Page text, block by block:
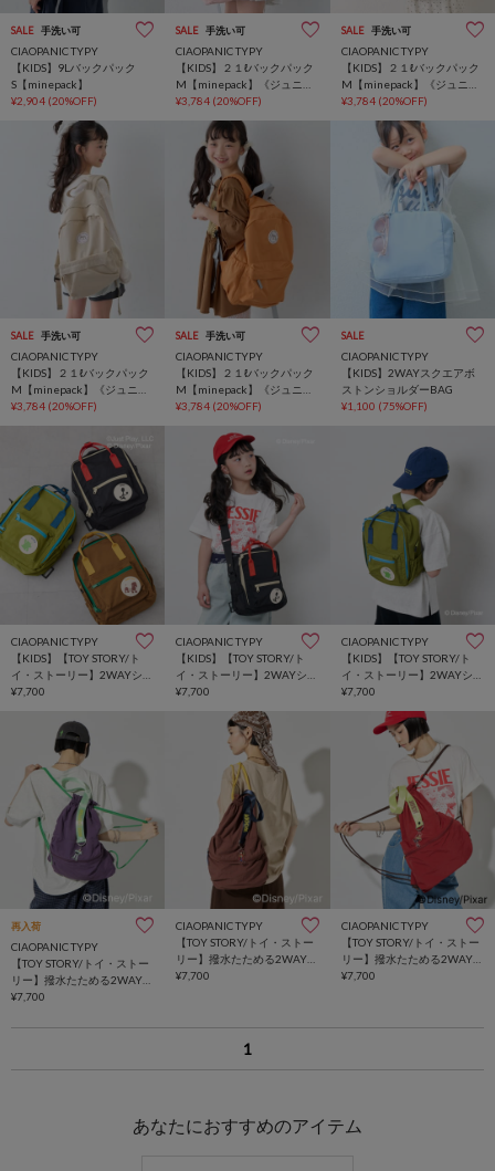
SALE 手洗い可
CIAOPANIC TYPY
【KIDS】9Lバックパック
S【minepack】
¥2,904 (20%OFF)
SALE 手洗い可
CIAOPANIC TYPY
【KIDS】２１ℓバックパック
M【minepack】《ジュニア
サイズあり》
¥3,784 (20%OFF)
SALE 手洗い可
CIAOPANIC TYPY
【KIDS】２１ℓバックパック
M【minepack】《ジュニア
サイズあり》
¥3,784 (20%OFF)
SALE 手洗い可
CIAOPANIC TYPY
【KIDS】２１ℓバックパック
M【minepack】《ジュニア
サイズあり》
¥3,784 (20%OFF)
SALE 手洗い可
CIAOPANIC TYPY
【KIDS】２１ℓバックパック
M【minepack】《ジュニア
サイズあり》
¥3,784 (20%OFF)
SALE
CIAOPANIC TYPY
【KIDS】2WAYスクエアボ
ストンショルダーBAG
¥1,100 (75%OFF)
CIAOPANIC TYPY
【KIDS】【TOY STORY/ト
イ・ストーリー】2WAYショ
ルダーBAG/リュック
¥7,700
CIAOPANIC TYPY
【KIDS】【TOY STORY/ト
イ・ストーリー】2WAYショ
ルダーBAG/リュック
¥7,700
CIAOPANIC TYPY
【KIDS】【TOY STORY/ト
イ・ストーリー】2WAYショ
ルダーBAG/リュック
¥7,700
再入荷
CIAOPANIC TYPY
【TOY STORY/トイ・ストー
リー】撥水たためる2WAYナ
ップサック
¥7,700
CIAOPANIC TYPY
【TOY STORY/トイ・ストー
リー】撥水たためる2WAYナ
ップサック
¥7,700
CIAOPANIC TYPY
【TOY STORY/トイ・ストー
リー】撥水たためる2WAYナ
ップサック
¥7,700
1
あなたにおすすめのアイテム